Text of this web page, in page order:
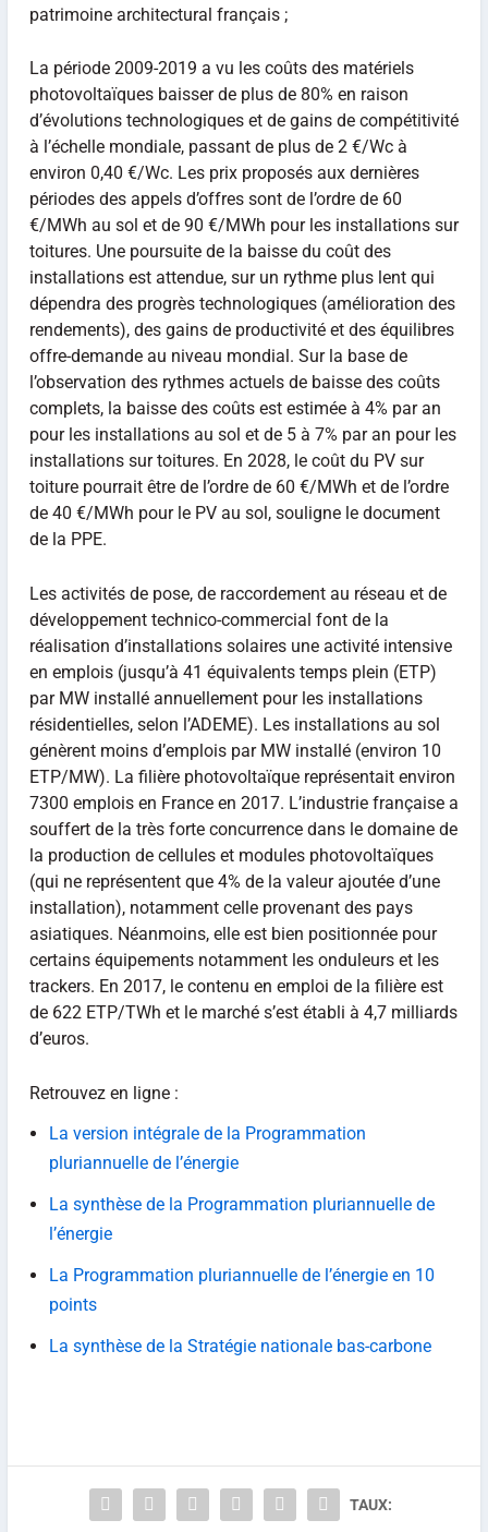
patrimoine architectural français ;
La période 2009-2019 a vu les coûts des matériels
photovoltaïques baisser de plus de 80% en raison
d’évolutions technologiques et de gains de compétitivité
à l’échelle mondiale, passant de plus de 2 €/Wc à
environ 0,40 €/Wc. Les prix proposés aux dernières
périodes des appels d’offres sont de l’ordre de 60
€/MWh au sol et de 90 €/MWh pour les installations sur
toitures. Une poursuite de la baisse du coût des
installations est attendue, sur un rythme plus lent qui
dépendra des progrès technologiques (amélioration des
rendements), des gains de productivité et des équilibres
offre-demande au niveau mondial. Sur la base de
l’observation des rythmes actuels de baisse des coûts
complets, la baisse des coûts est estimée à 4% par an
pour les installations au sol et de 5 à 7% par an pour les
installations sur toitures. En 2028, le coût du PV sur
toiture pourrait être de l’ordre de 60 €/MWh et de l’ordre
de 40 €/MWh pour le PV au sol, souligne le document
de la PPE.
Les activités de pose, de raccordement au réseau et de
développement technico-commercial font de la
réalisation d’installations solaires une activité intensive
en emplois (jusqu’à 41 équivalents temps plein (ETP)
par MW installé annuellement pour les installations
résidentielles, selon l’ADEME). Les installations au sol
génèrent moins d’emplois par MW installé (environ 10
ETP/MW). La filière photovoltaïque représentait environ
7300 emplois en France en 2017. L’industrie française a
souffert de la très forte concurrence dans le domaine de
la production de cellules et modules photovoltaïques
(qui ne représentent que 4% de la valeur ajoutée d’une
installation), notamment celle provenant des pays
asiatiques. Néanmoins, elle est bien positionnée pour
certains équipements notamment les onduleurs et les
trackers. En 2017, le contenu en emploi de la filière est
de 622 ETP/TWh et le marché s’est établi à 4,7 milliards
d’euros.
Retrouvez en ligne :
La version intégrale de la Programmation
pluriannuelle de l’énergie
La synthèse de la Programmation pluriannuelle de
l’énergie
La Programmation pluriannuelle de l’énergie en 10
points
La synthèse de la Stratégie nationale bas-carbone
TAUX: